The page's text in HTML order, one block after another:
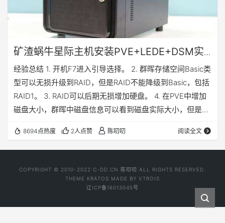
矿渣蜗牛星际主机安装PVE+LEDE+DSM实
现软路由+NAS
经验总结 1. 开机F7进入引导选择。 2. 群晖存储空间Basic类
型可以无损升级到RAID，但是RAID不能降级到Basic，包括
RAID1。 3. RAID可以后期无损增加硬盘。 4. 在PVE中增加
磁盘大小，群晖中磁盘信息可以看到磁盘实际大小，但是已
可以随意修改挂载方式和挂载编号，不影响系统识别（系统
中显示磁盘顺序可能会有变化，但是不影响实际使用）。 6.
用共享文件夹（文件夹属性可能需要重新设置…
8694点热度 2人点赞 陈叨叨 阅读全文
COPYRIGHT © 2010-2022 C-DD.CN 陈叨叨 ALL RIGHTS RESERVED.
THEME KRATOS MADE BY VTROIS
辽ICP备16013045号